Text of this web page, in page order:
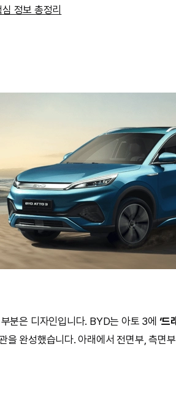
심 정보 총정리
분은 디자인입니다. BYD는 아토 3에 ‘드
을 완성했습니다. 아래에서 전면부, 측면